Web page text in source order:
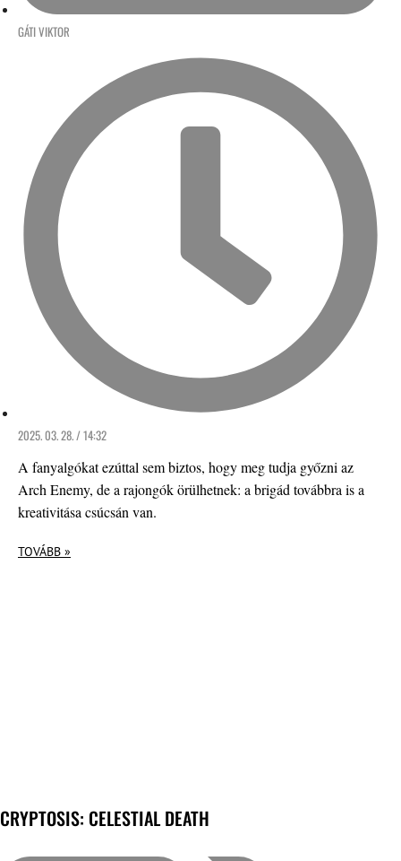
GÁTI VIKTOR
2025. 03. 28. / 14:32
A fanyalgókat ezúttal sem biztos, hogy meg tudja győzni az
Arch Enemy, de a rajongók örülhetnek: a brigád továbbra is a
kreativitása csúcsán van.
TOVÁBB »
CRYPTOSIS: CELESTIAL DEATH